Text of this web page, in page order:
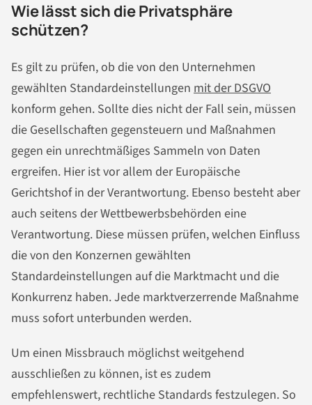
Wie lässt sich die Privatsphäre
schützen?
Es gilt zu prüfen, ob die von den Unternehmen
gewählten Standardeinstellungen mit der DSGVO
konform gehen. Sollte dies nicht der Fall sein, müssen
die Gesellschaften gegensteuern und Maßnahmen
gegen ein unrechtmäßiges Sammeln von Daten
ergreifen. Hier ist vor allem der Europäische
Gerichtshof in der Verantwortung. Ebenso besteht aber
auch seitens der Wettbewerbsbehörden eine
Verantwortung. Diese müssen prüfen, welchen Einfluss
die von den Konzernen gewählten
Standardeinstellungen auf die Marktmacht und die
Konkurrenz haben. Jede marktverzerrende Maßnahme
muss sofort unterbunden werden.
Um einen Missbrauch möglichst weitgehend
ausschließen zu können, ist es zudem
empfehlenswert, rechtliche Standards festzulegen. So